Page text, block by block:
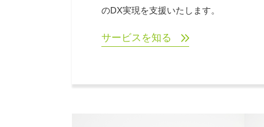
のDX実現を支援いたします。
サービスを知る